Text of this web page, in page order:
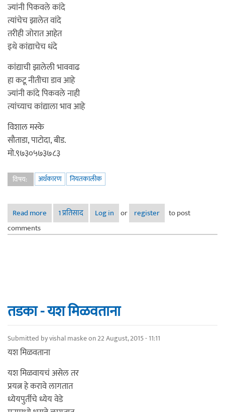
ज्यांनी पिकवले कांदे
त्यांचेच झालेत वांदे
तरीही जोरात आहेत
इथे कांद्याचेच धंदे
कांद्याची झालेली भाववाढ
हा कटू नीतीचा डाव आहे
ज्यांनी कांदे पिकवले नाही
त्यांच्याच कांद्याला भाव आहे
विशाल मस्के
सौताडा, पाटोदा, बीड.
मो.९७३०५७३७८३
विषय: अर्थकारण नियतकालीक
Read more about तडका - कांद्याचा भाव
1 प्रतिसाद Log in or register
to post
comments
तडका - यश मिळवताना
Submitted byvishal maskeon 22 August, 2015 - 11:11
यश मिळवताना
यश मिळवायचं असेल तर
प्रयत्न हे करावे लागतात
ध्येयपुर्तीचे ध्येय वेडे